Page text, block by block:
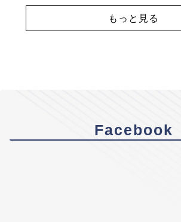
もっと見る
Facebook